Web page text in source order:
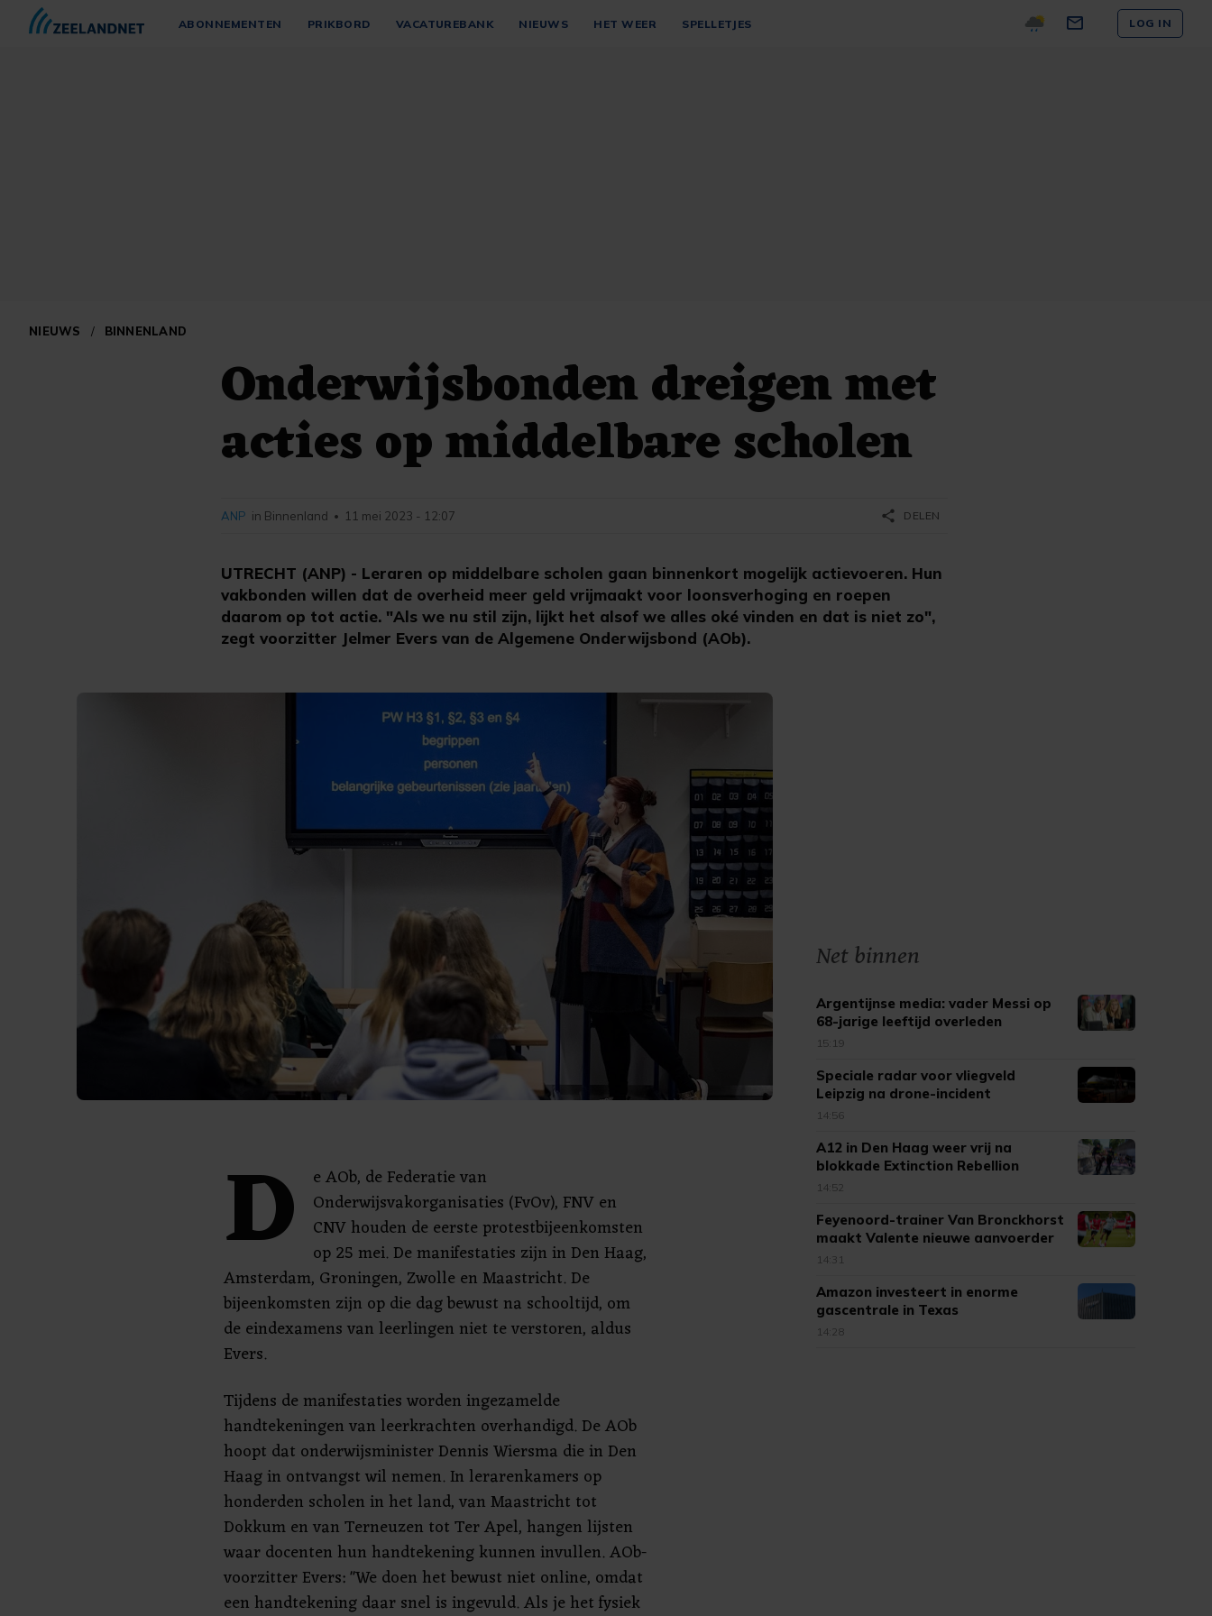
ABONNEMENTEN PRIKBORD VACATUREBANK NIEUWS HET WEER SPELLETJES LOG IN
NIEUWS / BINNENLAND
Onderwijsbonden dreigen met
acties op middelbare scholen
UTRECHT (ANP) - Leraren op middelbare scholen gaan binnenkort mogelijk actievoeren. Hun
vakbonden willen dat de overheid meer geld vrijmaakt voor loonsverhoging en roepen
daarom op tot actie. "Als we nu stil zijn, lijkt het alsof we alles oké vinden en dat is niet zo",
zegt voorzitter Jelmer Evers van de Algemene Onderwijsbond (AOb).
ANP in Binnenland • 11 mei 2023 - 12:07 share DELEN
D
e AOb, de Federatie van
Onderwijsvakorganisaties (FvOv), FNV en
CNV houden de eerste protestbijeenkomsten
op 25 mei. De manifestaties zijn in Den Haag,
Amsterdam, Groningen, Zwolle en Maastricht. De
bijeenkomsten zijn op die dag bewust na schooltijd, om
de eindexamens van leerlingen niet te verstoren, aldus
Evers.
Tijdens de manifestaties worden ingezamelde
handtekeningen van leerkrachten overhandigd. De AOb
hoopt dat onderwijsminister Dennis Wiersma die in Den
Haag in ontvangst wil nemen. In lerarenkamers op
honderden scholen in het land, van Maastricht tot
Dokkum en van Terneuzen tot Ter Apel, hangen lijsten
waar docenten hun handtekening kunnen invullen. AOb-
voorzitter Evers: "We doen het bewust niet online, omdat
een handtekening daar snel is ingevuld. Als je het fysiek
Net binnen
Argentijnse media: vader Messi op
68-jarige leeftijd overleden
15:19
Speciale radar voor vliegveld
Leipzig na drone-incident
14:56
A12 in Den Haag weer vrij na
blokkade Extinction Rebellion
14:52
Feyenoord-trainer Van Bronckhorst
maakt Valente nieuwe aanvoerder
14:31
Amazon investeert in enorme
gascentrale in Texas
14:28